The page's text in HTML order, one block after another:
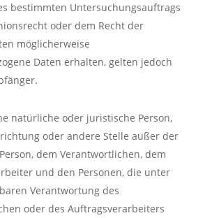
bestimmten Untersuchungsauftrags
oder dem Recht der
möglicherweise
Daten erhalten, gelten jedoch
natürliche oder juristische Person,
oder andere Stelle außer der
dem Verantwortlichen, dem
und den Personen, die unter
Verantwortung des
oder des Auftragsverarbeiters